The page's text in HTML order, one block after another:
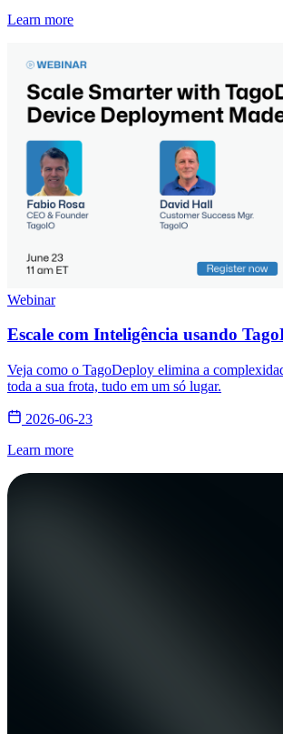
Learn more
Webinar
Escale com Inteligência usando
Veja como o TagoDeploy elimina a
toda a sua frota, tudo em um só lugar.
2026-06-23
Learn more